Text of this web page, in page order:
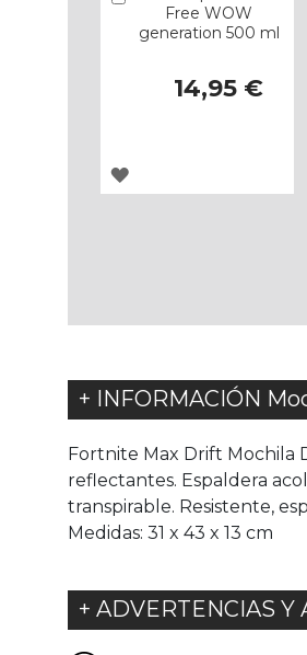
Free WOW
generation 500 ml
14,95 €
AGREGAR
+ INFORMACIÓN
Fortnite Max Drift Mochila
reflectantes. Espaldera
transpirable. Resistente,
Medidas: 31 x 43 x 13 cm
+ ADVERTENCIAS Y